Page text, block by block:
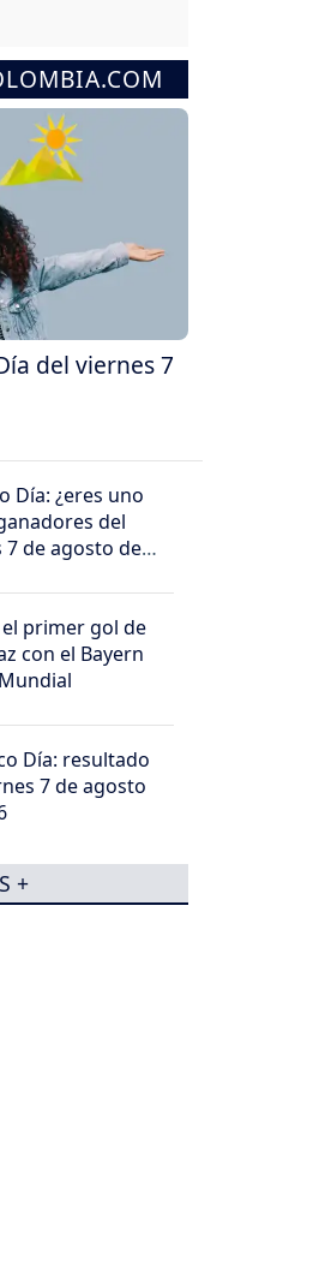
del viernes 7
Día: ¿eres uno
del
7 de agosto de
primer gol de
con el Bayern
Día: resultado
7 de agosto
+